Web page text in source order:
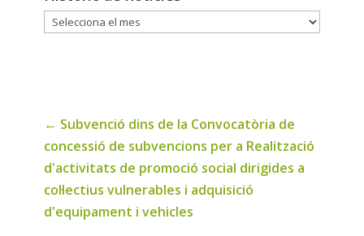
Historic
← Subvenció dins de la Convocatòria de
concessió de subvencions per a Realització
d'activitats de promoció social dirigides a
col·lectius vulnerables i adquisició
d'equipament i vehicles